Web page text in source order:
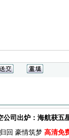
公司出炉：海航获五
回 豪情筑梦 高清免